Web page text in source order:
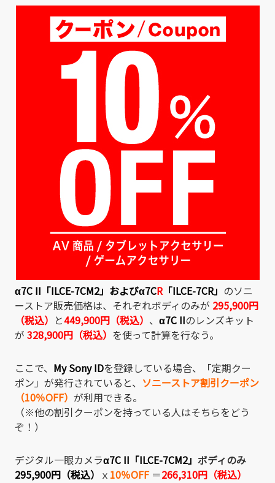
α7C II「ILCE-7CM2」 およびα7CR「ILCE-7CR」 のソニ
ーストア販売価格は、それぞれボディのみが 295,900円
（税込） と449,900円（税込） 、 α7C IIのレンズキット
が 328,900円（税込） を使って計算を行なう。
ここで、 My Sony IDを登録している場合、「定期クー
ポン」が発行されていると、 ソニーストア割引クーポン
（10％OFF） が利用できる。
（※他の割引クーポンを持っている人はそちらをどう
ぞ！）
デジタル一眼カメラα7C II「ILCE-7CM2」 ボディのみ
295,900円（税込） ｘ 10％OFF＝266,310円（税込）